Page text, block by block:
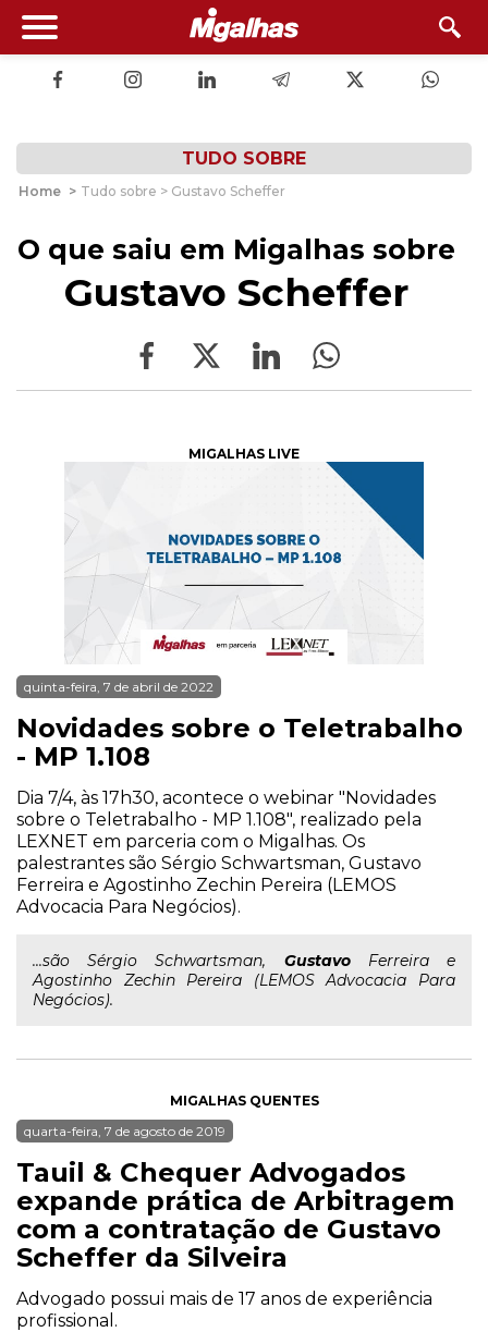
TUDO SOBRE
Home > Tudo sobre > Gustavo Scheffer
O que saiu em Migalhas sobre
Gustavo Scheffer
MIGALHAS LIVE
quinta-feira, 7 de abril de 2022
Novidades sobre o Teletrabalho
- MP 1.108
Dia 7/4, às 17h30, acontece o webinar "Novidades
sobre o Teletrabalho - MP 1.108", realizado pela
LEXNET em parceria com o Migalhas. Os
palestrantes são Sérgio Schwartsman, Gustavo
Ferreira e Agostinho Zechin Pereira (LEMOS
Advocacia Para Negócios).
...são Sérgio Schwartsman, GustavoFerreira e
Agostinho Zechin Pereira (LEMOS Advocacia Para
Negócios).
MIGALHAS QUENTES
quarta-feira, 7 de agosto de 2019
Tauil & Chequer Advogados
expande prática de Arbitragem
com a contratação de Gustavo
Scheffer da Silveira
Advogado possui mais de 17 anos de experiência
profissional.